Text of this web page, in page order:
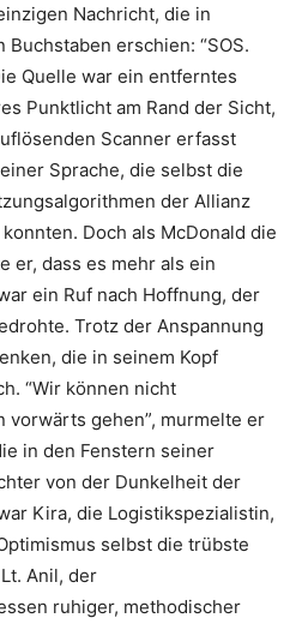
Nachricht, die in
erschien: “SOS.
Quelle war ein entferntes
Punktlicht am Rand der Sicht,
Scanner erfasst
Sprache, die selbst die
der Allianz
Doch als McDonald die
er, dass es mehr als ein
ein Ruf nach Hoffnung, der
Trotz der Anspannung
die in seinem Kopf
“Wir können nicht
vorwärts gehen”, murmelte er
in den Fenstern seiner
von der Dunkelheit der
Kira, die Logistikspezialistin,
selbst die trübste
Anil, der
ruhiger, methodischer